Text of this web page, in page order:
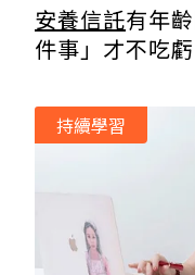
安養信託有年
件事」才不吃虧
持續學習